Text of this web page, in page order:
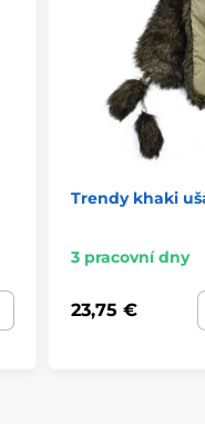
Trendy khaki
3 pracovní dny
23,75 €